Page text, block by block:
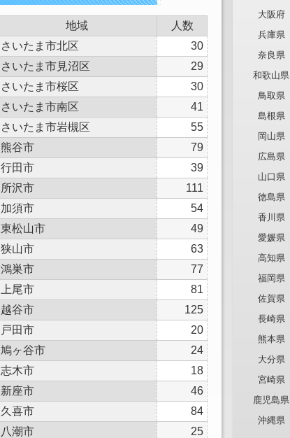
地域
人数
さいたま市北区
30
さいたま市見沼区
29
さいたま市桜区
30
さいたま市南区
41
さいたま市岩槻区
55
熊谷市
79
行田市
39
所沢市
111
加須市
54
東松山市
49
狭山市
63
鴻巣市
77
上尾市
81
越谷市
125
戸田市
20
鳩ヶ谷市
24
志木市
18
新座市
46
久喜市
84
八潮市
25
大阪府
兵庫県
奈良県
和歌山県
鳥取県
島根県
岡山県
広島県
山口県
徳島県
香川県
愛媛県
高知県
福岡県
佐賀県
長崎県
熊本県
大分県
宮崎県
鹿児島県
沖縄県